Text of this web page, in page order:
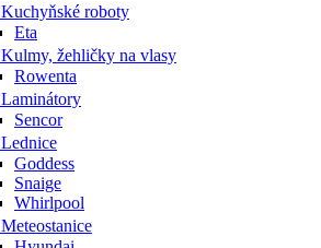
Kuchyňské roboty
Eta
Kulmy, žehličky na vlasy
Rowenta
Laminátory
Sencor
Lednice
Goddess
Snaige
Whirlpool
Meteostanice